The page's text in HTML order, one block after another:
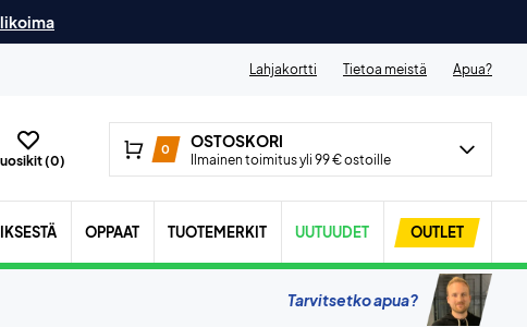
Lahjakortti Tietoa meistä Apua?
(0)
0 OSTOSKORI
Ilmainen toimitus yli 99 € ostoille
OPPAAT TUOTEMERKIT UUTUUDET OUTLET
Tarvitsetko apua?